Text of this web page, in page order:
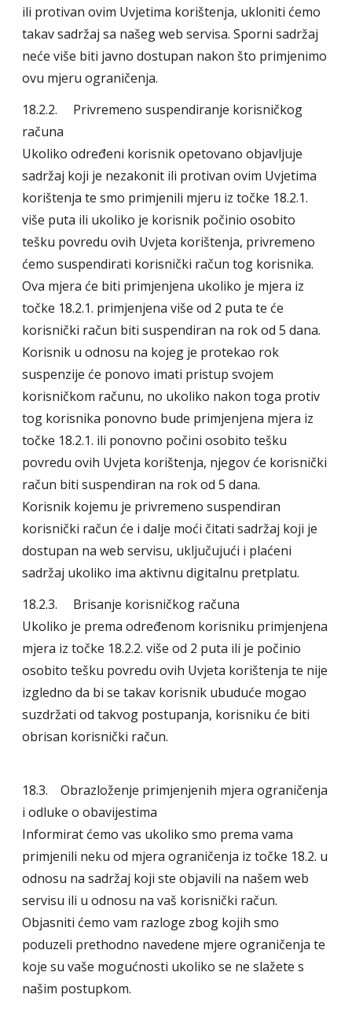
ili protivan ovim Uvjetima korištenja, ukloniti ćemo
takav sadržaj sa našeg web servisa. Sporni sadržaj
neće više biti javno dostupan nakon što primjenimo
ovu mjeru ograničenja.
18.2.2. Privremeno suspendiranje korisničkog
računa
Ukoliko određeni korisnik opetovano objavljuje
sadržaj koji je nezakonit ili protivan ovim Uvjetima
korištenja te smo primjenili mjeru iz točke 18.2.1.
više puta ili ukoliko je korisnik počinio osobito
tešku povredu ovih Uvjeta korištenja, privremeno
ćemo suspendirati korisnički račun tog korisnika.
Ova mjera će biti primjenjena ukoliko je mjera iz
točke 18.2.1. primjenjena više od 2 puta te će
korisnički račun biti suspendiran na rok od 5 dana.
Korisnik u odnosu na kojeg je protekao rok
suspenzije će ponovo imati pristup svojem
korisničkom računu, no ukoliko nakon toga protiv
tog korisnika ponovno bude primjenjena mjera iz
točke 18.2.1. ili ponovno počini osobito tešku
povredu ovih Uvjeta korištenja, njegov će korisnički
račun biti suspendiran na rok od 5 dana.
Korisnik kojemu je privremeno suspendiran
korisnički račun će i dalje moći čitati sadržaj koji je
dostupan na web servisu, uključujući i plaćeni
sadržaj ukoliko ima aktivnu digitalnu pretplatu.
18.2.3. Brisanje korisničkog računa
Ukoliko je prema određenom korisniku primjenjena
mjera iz točke 18.2.2. više od 2 puta ili je počinio
osobito tešku povredu ovih Uvjeta korištenja te nije
izgledno da bi se takav korisnik ubuduće mogao
suzdržati od takvog postupanja, korisniku će biti
obrisan korisnički račun.
18.3. Obrazloženje primjenjenih mjera ograničenja
i odluke o obavijestima
Informirat ćemo vas ukoliko smo prema vama
primjenili neku od mjera ograničenja iz točke 18.2. u
odnosu na sadržaj koji ste objavili na našem web
servisu ili u odnosu na vaš korisnički račun.
Objasniti ćemo vam razloge zbog kojih smo
poduzeli prethodno navedene mjere ograničenja te
koje su vaše mogućnosti ukoliko se ne slažete s
našim postupkom.